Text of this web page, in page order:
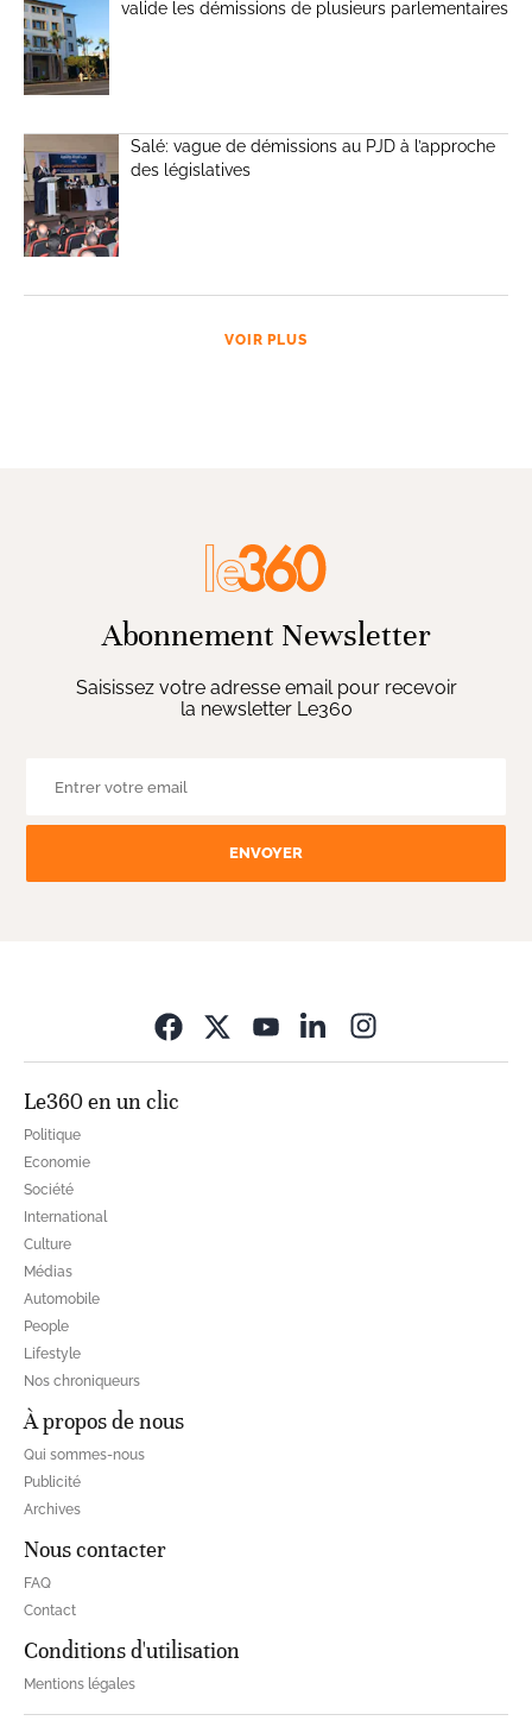
valide les démissions de plusieurs parlementaires
Salé: vague de démissions au PJD à l’approche
des législatives
VOIR PLUS
Abonnement Newsletter
Saisissez votre adresse email pour recevoir
la newsletter Le360
ENVOYER
Le360 en un clic
Politique
Economie
Société
International
Culture
Médias
Automobile
People
Lifestyle
Nos chroniqueurs
À propos de nous
Qui sommes-nous
Publicité
Archives
Nous contacter
FAQ
Contact
Conditions d'utilisation
Mentions légales